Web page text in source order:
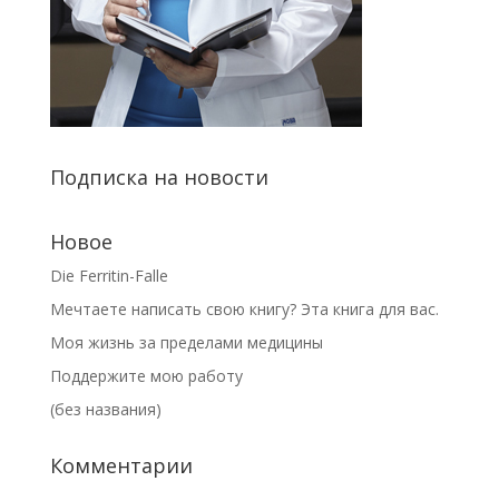
Подписка на новости
Новое
Die Ferritin-Falle
Мечтаете написать свою книгу? Эта книга для вас.
Моя жизнь за пределами медицины
Поддержите мою работу
(без названия)
Комментарии